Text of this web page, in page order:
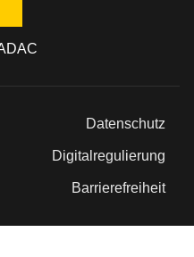
Datenschutz
Digitalregulierung
Barrierefreiheit